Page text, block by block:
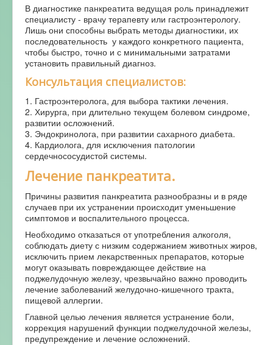
В диагностике панкреатита ведущая роль принадлежит
специалисту - врачу терапевту или гастроэнтерологу.
Лишь они способны выбрать методы диагностики, их
последовательность у каждого конкретного пациента,
чтобы быстро, точно и с минимальными затратами
установить правильный диагноз.
Консультация специалистов:
1. Гастроэнтеролога, для выбора тактики лечения.
2. Хирурга, при длительно текущем болевом синдроме,
развитии осложнений.
3. Эндокринолога, при развитии сахарного диабета.
4. Кардиолога, для исключения патологии
сердечнососудистой системы.
Лечение панкреатита.
Причины развития панкреатита разнообразны и в ряде
случаев при их устранении происходит уменьшение
симптомов и воспалительного процесса.
Необходимо отказаться от употребления алкоголя,
соблюдать диету с низким содержанием животных жиров,
исключить прием лекарственных препаратов, которые
могут оказывать повреждающее действие на
поджелудочную железу, чрезвычайно важно проводить
лечение заболеваний желудочно-кишечного тракта,
пищевой аллергии.
Главной целью лечения является устранение боли,
коррекция нарушений функции поджелудочной железы,
предупреждение и лечение осложнений.